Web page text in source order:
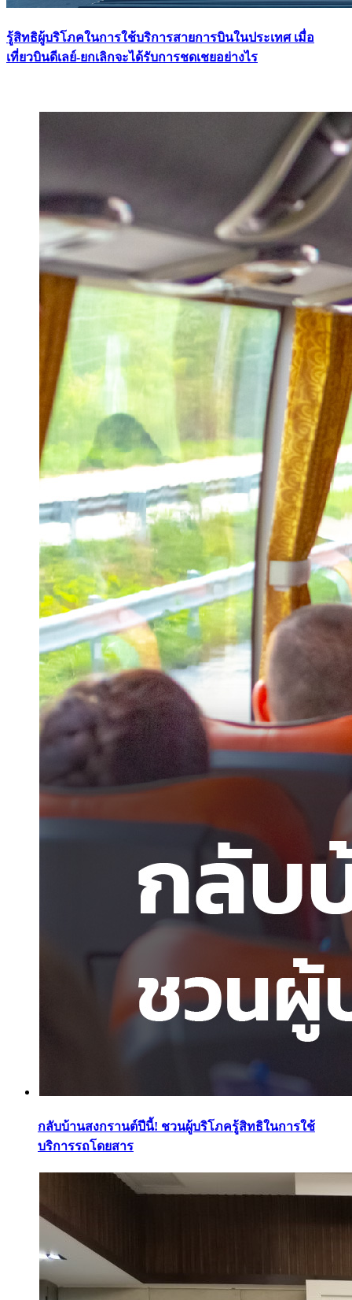
รู้สิทธิผู้บริโภคในการใช้บริการสายการบินในประเทศ เมื่อ
เที่ยวบินดีเลย์-ยกเลิกจะได้รับการชดเชยอย่างไร
กลับบ้านสงกรานต์ปีนี้! ชวนผู้บริโภครู้สิทธิในการใช้
บริการรถโดยสาร